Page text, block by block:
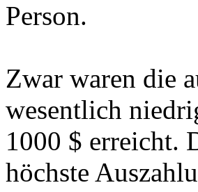
Person.
Zwar waren die
wesentlich
1000 $ erreicht.
höchste